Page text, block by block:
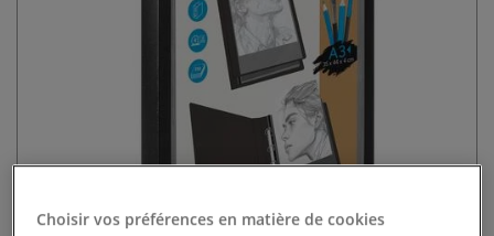
Choisir vos préférences en matière de cookies